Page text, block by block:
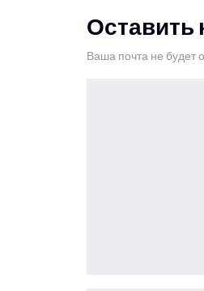
Оставить
Ваша почта не будет